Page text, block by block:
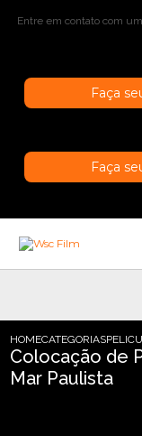
Entre em contato com
Faça
Faça
HOMECATEGORIAS
Colocação de
Mar Paulista